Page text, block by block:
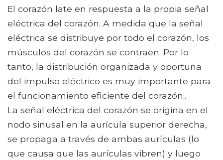
El corazón late en respuesta a la propia señal
eléctrica del corazón. A medida que la señal
eléctrica se distribuye por todo el corazón, los
músculos del corazón se contraen. Por lo
tanto, la distribución organizada y oportuna
del impulso eléctrico es muy importante para
el funcionamiento eficiente del corazón..
La señal eléctrica del corazón se origina en el
nodo sinusal en la aurícula superior derecha,
se propaga a través de ambas aurículas (lo
que causa que las aurículas vibren) y luego